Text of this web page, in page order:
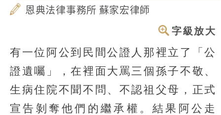
恩典法律事務所 蘇家宏律師
字級放大
有一位阿公到民間公證人那裡立了「公
證遺囑」，在裡面大罵三個孫子不敬、
生病住院不聞不問、不認祖父母，正式
宣告剝奪他們的繼承權。結果阿公走